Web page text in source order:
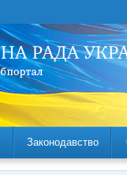
Законодавство